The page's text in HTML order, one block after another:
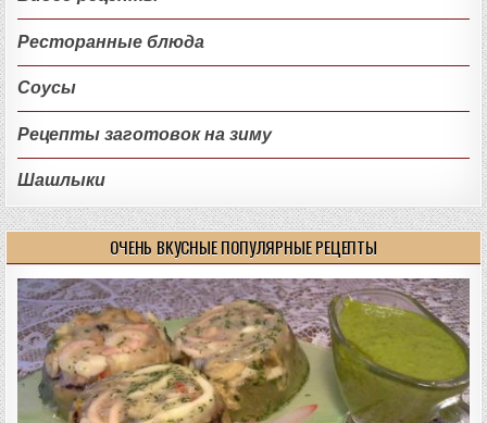
Ресторанные блюда
Соусы
Рецепты заготовок на зиму
Шашлыки
ОЧЕНЬ ВКУСНЫЕ ПОПУЛЯРНЫЕ РЕЦЕПТЫ